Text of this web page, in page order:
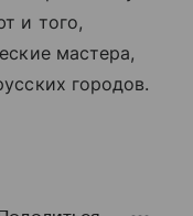
и того,
мастера,
городов.